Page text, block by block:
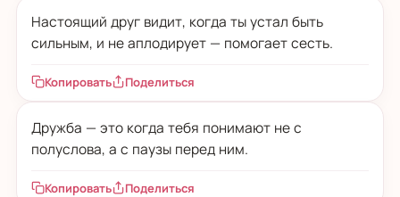
Настоящий друг видит, когда ты устал быть
сильным, и не аплодирует — помогает сесть.
Копировать Поделиться
Дружба — это когда тебя понимают не с
полуслова, а с паузы перед ним.
Копировать Поделиться